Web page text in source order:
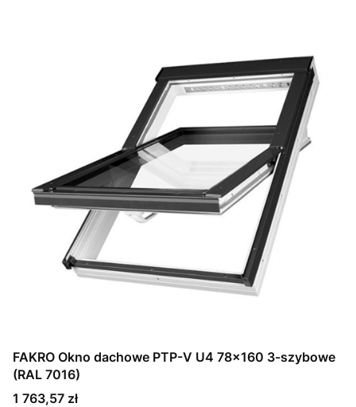
FAKRO Okno dachowe PTP-V U4 78x160 3-szybowe
(RAL 7016)
Cena
1 763,57 zł